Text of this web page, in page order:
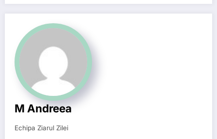
M Andreea
Echipa Ziarul Zilei